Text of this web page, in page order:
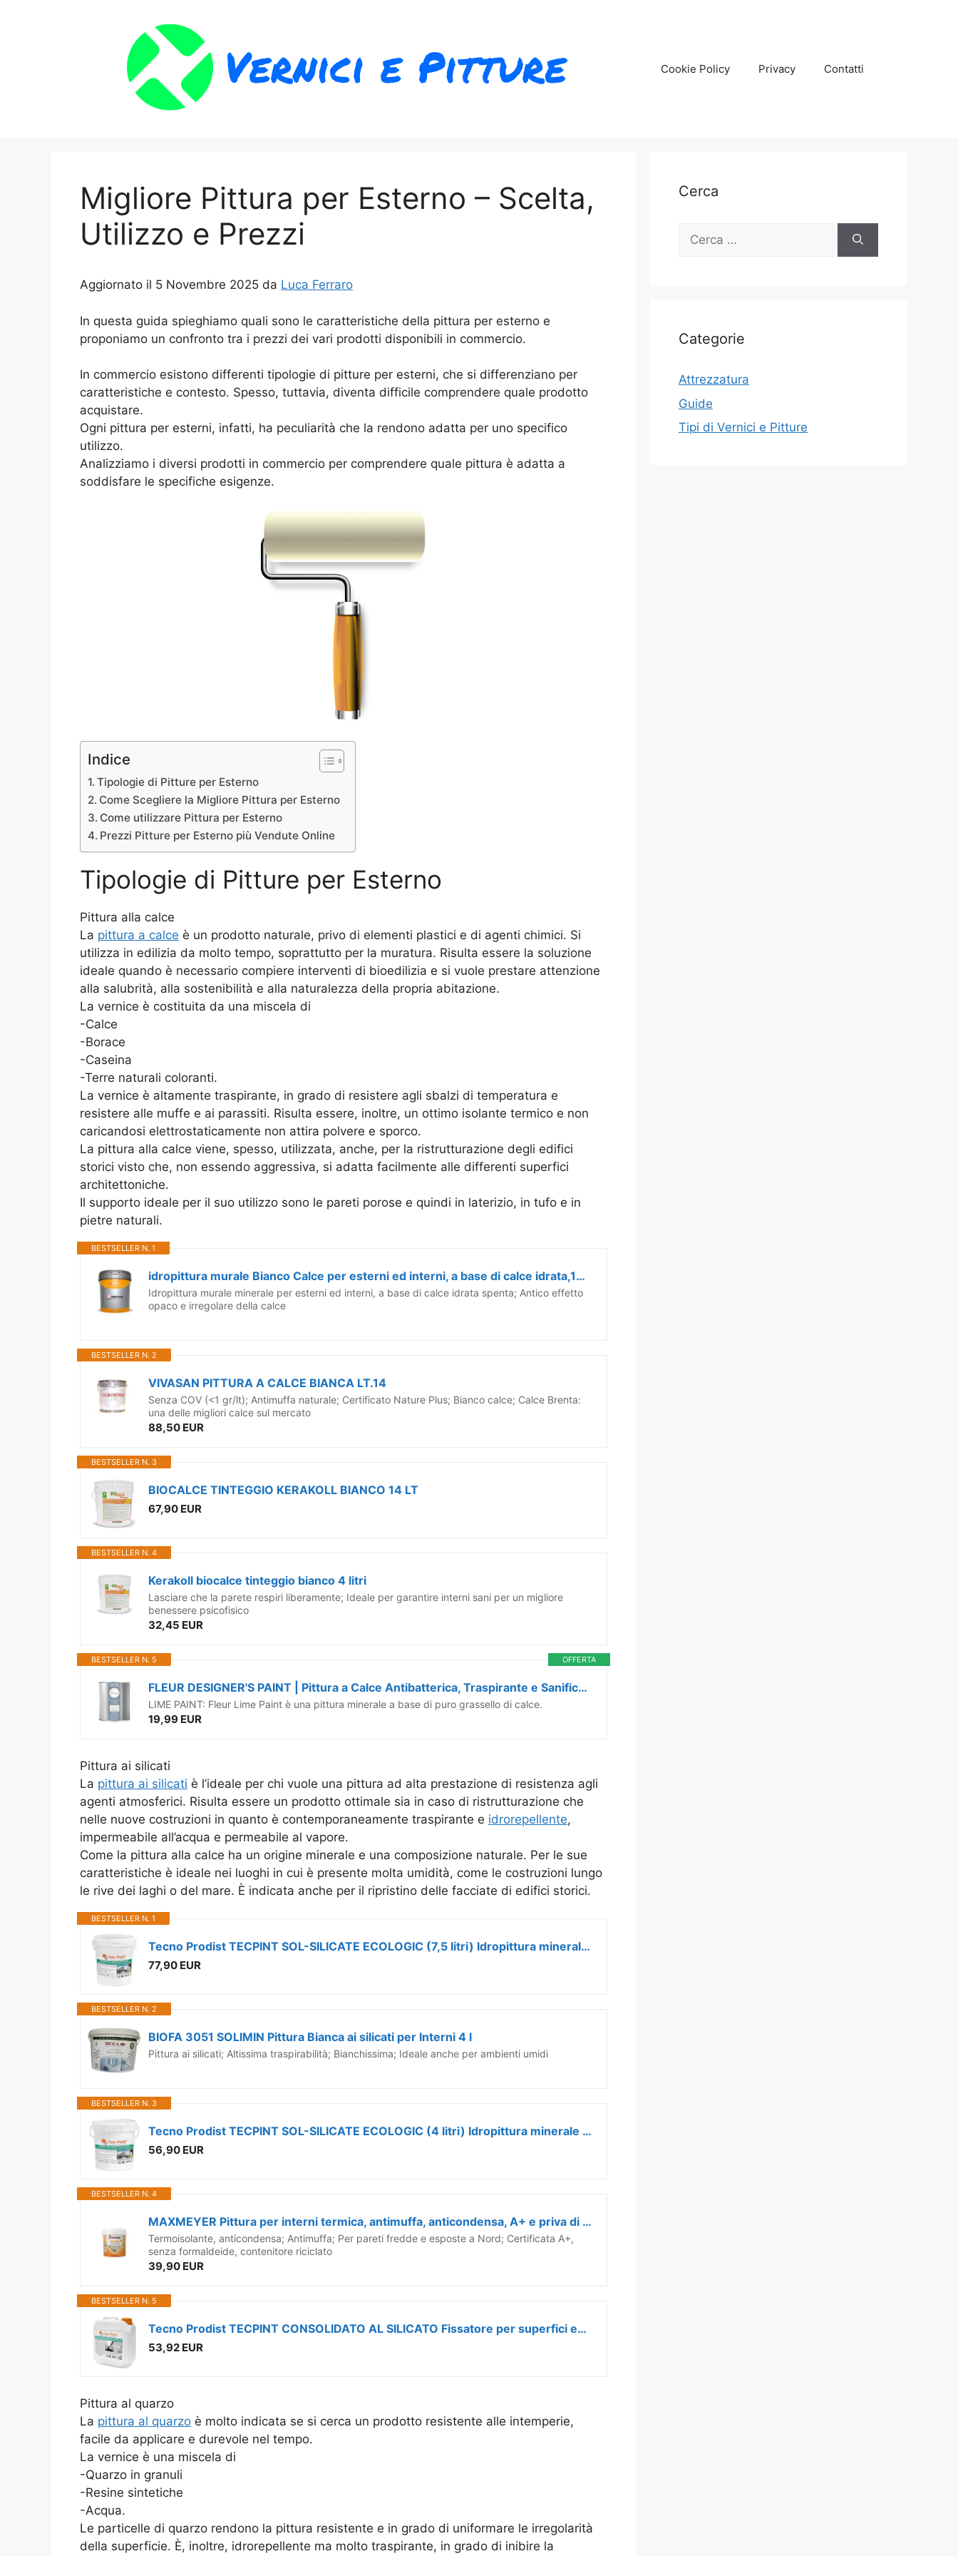
Cookie Policy Privacy Contatti
Migliore Pittura per Esterno – Scelta,
Utilizzo e Prezzi
Aggiornato il 5 Novembre 2025 da Luca Ferraro
In questa guida spieghiamo quali sono le caratteristiche della pittura per esterno e
proponiamo un confronto tra i prezzi dei vari prodotti disponibili in commercio.
In commercio esistono differenti tipologie di pitture per esterni, che si differenziano per
caratteristiche e contesto. Spesso, tuttavia, diventa difficile comprendere quale prodotto
acquistare.
Ogni pittura per esterni, infatti, ha peculiarità che la rendono adatta per uno specifico
utilizzo.
Analizziamo i diversi prodotti in commercio per comprendere quale pittura è adatta a
soddisfare le specifiche esigenze.
Indice
Tipologie di Pitture per Esterno
Come Scegliere la Migliore Pittura per Esterno
Come utilizzare Pittura per Esterno
Prezzi Pitture per Esterno più Vendute Online
Tipologie di Pitture per Esterno
Pittura alla calce
La pittura a calce è un prodotto naturale, privo di elementi plastici e di agenti chimici. Si
utilizza in edilizia da molto tempo, soprattutto per la muratura. Risulta essere la soluzione
ideale quando è necessario compiere interventi di bioedilizia e si vuole prestare attenzione
alla salubrità, alla sostenibilità e alla naturalezza della propria abitazione.
La vernice è costituita da una miscela di
-Calce
-Borace
-Caseina
-Terre naturali coloranti.
La vernice è altamente traspirante, in grado di resistere agli sbalzi di temperatura e
resistere alle muffe e ai parassiti. Risulta essere, inoltre, un ottimo isolante termico e non
caricandosi elettrostaticamente non attira polvere e sporco.
La pittura alla calce viene, spesso, utilizzata, anche, per la ristrutturazione degli edifici
storici visto che, non essendo aggressiva, si adatta facilmente alle differenti superfici
architettoniche.
Il supporto ideale per il suo utilizzo sono le pareti porose e quindi in laterizio, in tufo e in
pietre naturali.
BESTSELLER N. 1
idropittura murale Bianco Calce per esterni ed interni, a base di calce idrata,13 Lt
Idropittura murale minerale per esterni ed interni, a base di calce idrata spenta; Antico effetto
opaco e irregolare della calce
BESTSELLER N. 2
VIVASAN PITTURA A CALCE BIANCA LT.14
Senza COV (<1 gr/lt); Antimuffa naturale; Certificato Nature Plus; Bianco calce; Calce Brenta:
una delle migliori calce sul mercato
88,50 EUR
BESTSELLER N. 3
BIOCALCE TINTEGGIO KERAKOLL BIANCO 14 LT
67,90 EUR
BESTSELLER N. 4
Kerakoll biocalce tinteggio bianco 4 litri
Lasciare che la parete respiri liberamente; Ideale per garantire interni sani per un migliore
benessere psicofisico
32,45 EUR
OFFERTA
BESTSELLER N. 5
FLEUR DESIGNER'S PAINT | Pittura a Calce Antibatterica, Traspirante e Sanificante, Colore Snow White, a Base di Puro Grassello di Calce, Effetto Naturale, Made in Italy, 0,75 litri
LIME PAINT: Fleur Lime Paint è una pittura minerale a base di puro grassello di calce.
19,99 EUR
Pittura ai silicati
La pittura ai silicati è l’ideale per chi vuole una pittura ad alta prestazione di resistenza agli
agenti atmosferici. Risulta essere un prodotto ottimale sia in caso di ristrutturazione che
nelle nuove costruzioni in quanto è contemporaneamente traspirante e idrorepellente,
impermeabile all’acqua e permeabile al vapore.
Come la pittura alla calce ha un origine minerale e una composizione naturale. Per le sue
caratteristiche è ideale nei luoghi in cui è presente molta umidità, come le costruzioni lungo
le rive dei laghi o del mare. È indicata anche per il ripristino delle facciate di edifici storici.
BESTSELLER N. 1
Tecno Prodist TECPINT SOL-SILICATE ECOLOGIC (7,5 litri) Idropittura minerale ai silicati per esterni ed interni, 100% Naturale. Pareti e Soffitti Traspiranti - Inodore (BIANCO)
77,90 EUR
BESTSELLER N. 2
BIOFA 3051 SOLIMIN Pittura Bianca ai silicati per Interni 4 l
Pittura ai silicati; Altissima traspirabilità; Bianchissima; Ideale anche per ambienti umidi
BESTSELLER N. 3
Tecno Prodist TECPINT SOL-SILICATE ECOLOGIC (4 litri) Idropittura minerale ai silicati per esterni ed interni, 100% Naturale. Pareti e Soffitti Traspiranti - Inodore (BIANCO)
56,90 EUR
BESTSELLER N. 4
MAXMEYER Pittura per interni termica, antimuffa, anticondensa, A+ e priva di formaldeide, Thermo A+ Active BIANCO 4 L
Termoisolante, anticondensa; Antimuffa; Per pareti fredde e esposte a Nord; Certificata A+,
senza formaldeide, contenitore riciclato
39,90 EUR
BESTSELLER N. 5
Tecno Prodist TECPINT CONSOLIDATO AL SILICATO Fissatore per superfici edili, primer speciale per pitture a calce o ai silicati, compatta pietra, mattone evitandone la disgregazione (4 Litri)
53,92 EUR
Pittura al quarzo
La pittura al quarzo è molto indicata se si cerca un prodotto resistente alle intemperie,
facile da applicare e durevole nel tempo.
La vernice è una miscela di
-Quarzo in granuli
-Resine sintetiche
-Acqua.
Le particelle di quarzo rendono la pittura resistente e in grado di uniformare le irregolarità
della superficie. È, inoltre, idrorepellente ma molto traspirante, in grado di inibire la
Cerca
Ricerca
Categorie
Attrezzatura
Guide
Tipi di Vernici e Pitture